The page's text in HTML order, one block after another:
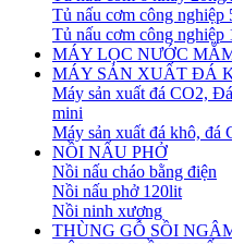
Tủ nấu cơm công nghiệp
Tủ nấu cơm công nghiệp
MÁY LỌC NƯỚC
MÁY SẢN XUẤT ĐÁ
Máy sản xuất đá CO2,
mini
Máy sản xuất đá khô, đá
NỒI NẤU PHỞ
Nồi nấu cháo bằng điện
Nồi nấu phở 120lit
Nồi ninh xương
THÙNG GỖ SỒI